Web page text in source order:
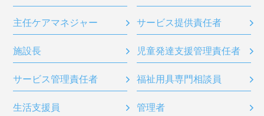
主任ケアマネジャー サービス提供責任者
施設長 児童発達支援管理責任者
サービス管理責任者 福祉用具専門相談員
生活支援員 管理者